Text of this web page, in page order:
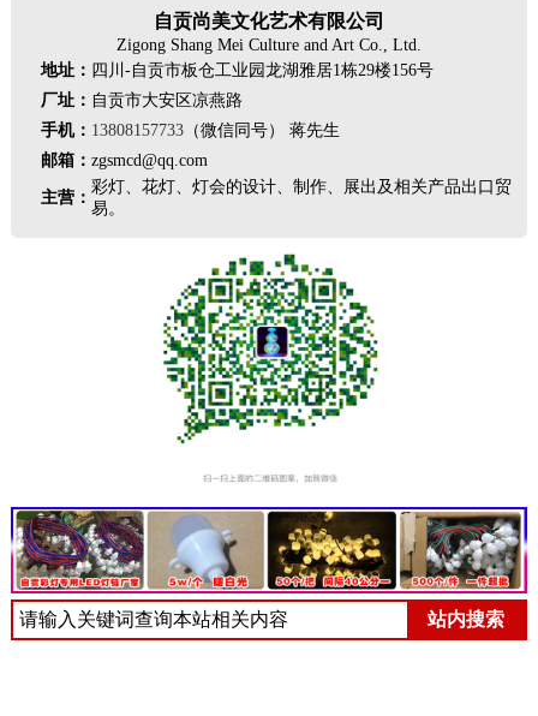
自贡尚美文化艺术有限公司
Zigong Shang Mei Culture and Art Co., Ltd.
地址： 四川-自贡市板仓工业园龙湖雅居1栋29楼156号
厂址： 自贡市大安区凉燕路
手机： 13808157733（微信同号） 蒋先生
邮箱： zgsmcd@qq.com
主营：
彩灯、花灯、灯会的设计、制作、展出及相关产品出口贸
易。